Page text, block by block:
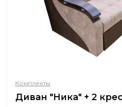
Комплекты
Диван "Ника" + 2